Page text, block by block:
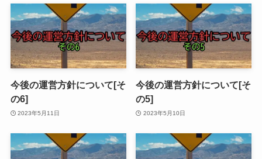
今後の運営方針について[そ
の6]
2023年5月11日
今後の運営方針について[そ
の5]
2023年5月10日